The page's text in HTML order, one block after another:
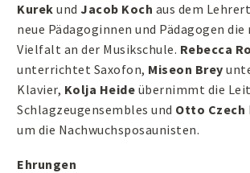
Kurek und Jacob Koch aus dem
neue Pädagoginnen und Pädagogen
Vielfalt an der Musikschule. Rebecca
unterrichtet Saxofon, Miseon Brey
Klavier, Kolja Heide übernimmt die
Schlagzeugensembles und Otto Czech
um die Nachwuchsposaunisten.
Ehrungen